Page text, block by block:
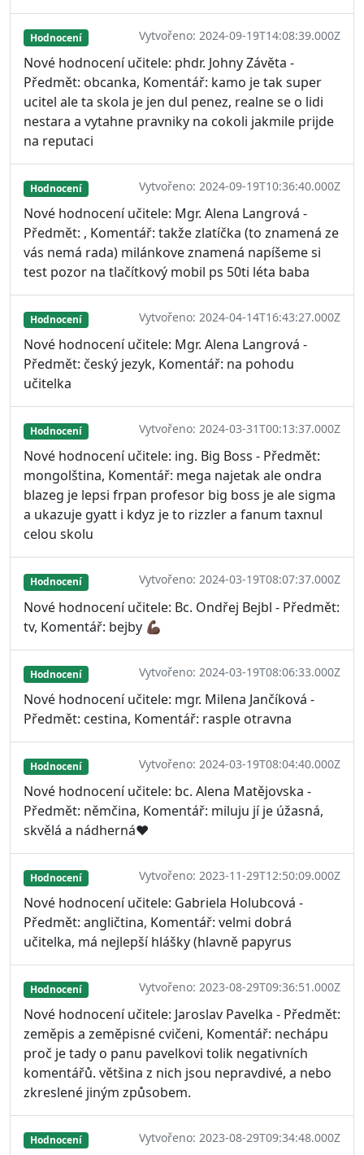
Hodnocení Vytvořeno: 2024-09-19T14:08:39.000Z
Nové hodnocení učitele: phdr. Johny Závěta -
Předmět: obcanka, Komentář: kamo je tak super
ucitel ale ta skola je jen dul penez, realne se o lidi
nestara a vytahne pravniky na cokoli jakmile prijde
na reputaci
Hodnocení Vytvořeno: 2024-09-19T10:36:40.000Z
Nové hodnocení učitele: Mgr. Alena Langrová -
Předmět: , Komentář: takže zlatíčka (to znamená ze
vás nemá rada) milánkove znamená napíšeme si
test pozor na tlačítkový mobil ps 50ti léta baba
Hodnocení Vytvořeno: 2024-04-14T16:43:27.000Z
Nové hodnocení učitele: Mgr. Alena Langrová -
Předmět: český jezyk, Komentář: na pohodu
učitelka
Hodnocení Vytvořeno: 2024-03-31T00:13:37.000Z
Nové hodnocení učitele: ing. Big Boss - Předmět:
mongolština, Komentář: mega najetak ale ondra
blazeg je lepsi frpan profesor big boss je ale sigma
a ukazuje gyatt i kdyz je to rizzler a fanum taxnul
celou skolu
Hodnocení Vytvořeno: 2024-03-19T08:07:37.000Z
Nové hodnocení učitele: Bc. Ondřej Bejbl - Předmět:
tv, Komentář: bejby 💪🏿
Hodnocení Vytvořeno: 2024-03-19T08:06:33.000Z
Nové hodnocení učitele: mgr. Milena Jančíková -
Předmět: cestina, Komentář: rasple otravna
Hodnocení Vytvořeno: 2024-03-19T08:04:40.000Z
Nové hodnocení učitele: bc. Alena Matějovska -
Předmět: němčina, Komentář: miluju jí je úžasná,
skvělá a nádherná❤️
Hodnocení Vytvořeno: 2023-11-29T12:50:09.000Z
Nové hodnocení učitele: Gabriela Holubcová -
Předmět: angličtina, Komentář: velmi dobrá
učitelka, má nejlepší hlášky (hlavně papyrus
Hodnocení Vytvořeno: 2023-08-29T09:36:51.000Z
Nové hodnocení učitele: Jaroslav Pavelka - Předmět:
zeměpis a zeměpisné cvičeni, Komentář: nechápu
proč je tady o panu pavelkovi tolik negativních
komentářů. většina z nich jsou nepravdivé, a nebo
zkreslené jiným způsobem.
Hodnocení Vytvořeno: 2023-08-29T09:34:48.000Z